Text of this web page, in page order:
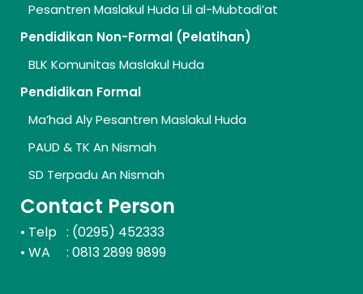
Pesantren Maslakul Huda Lil al-Mubtadi’at
Pendidikan Non-Formal (Pelatihan)
BLK Komunitas Maslakul Huda
Pendidikan Formal
Ma’had Aly Pesantren Maslakul Huda
PAUD & TK An Nismah
SD Terpadu An Nismah
Contact Person
• Telp : (0295) 452333
• WA : 0813 2899 9899